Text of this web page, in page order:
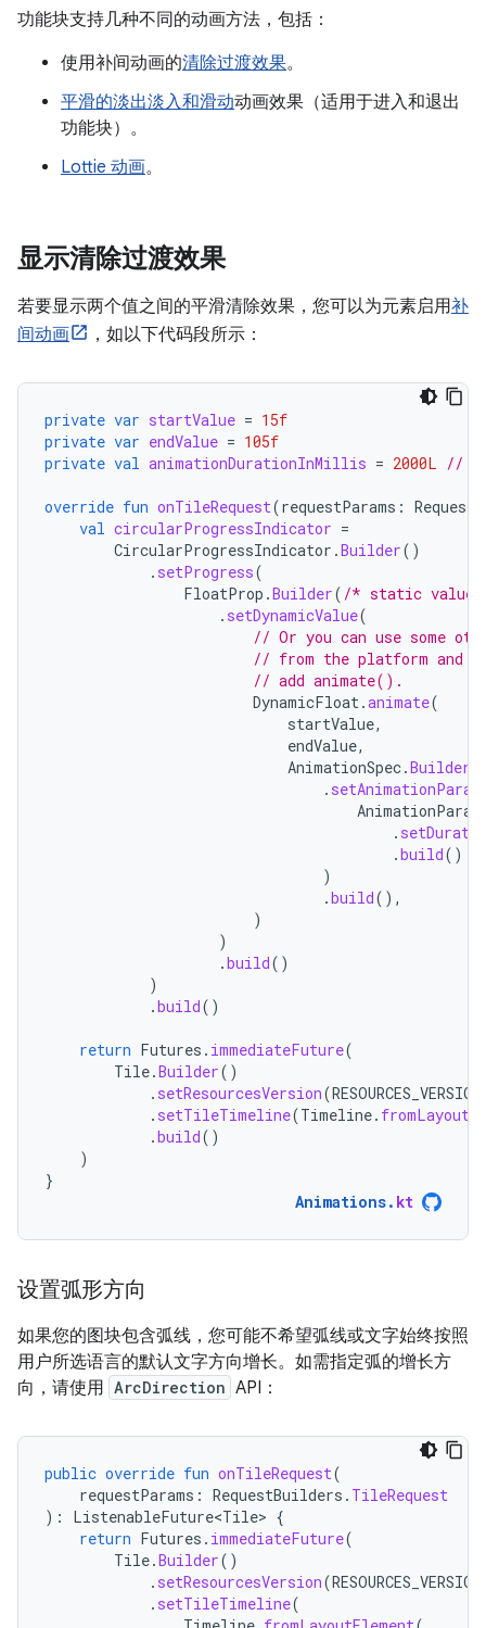
功能块支持几种不同的动画方法，包括：
使用补间动画的清除过渡效果。
平滑的淡出淡入和滑动动画效果（适用于进入和退出
功能块）。
Lottie 动画。
显示清除过渡效果
若要显示两个值之间的平滑清除效果，您可以为元素启用补
间动画
，如以下代码段所示：
private var startValue = 15f
private var endValue = 105f
private val animationDurationInMillis = 2000L // 2
override fun onTileRequest(requestParams :
val circularProgressIndicator =
CircularProgressIndicator .Builder()
. setProgress(
FloatProp .Builder( /* static value
. setDynamicValue(
// Or you can use some
// from the platform and
// add animate().
DynamicFloat.animate(
startValue,
endValue,
AnimationSpec.Builder
.
.
.build()
)
.build(),
)
)
.build()
)
.build()
return Futures . immediateFuture(
Tile.Builder()
. setResourcesVersion(RESOURCES_VERSION
. setTileTimeline(Timeline.
.build()
)
}
Animations. kt
设置弧形方向
如果您的图块包含弧线，您可能不希望弧线或文字始终按照
用户所选语言的默认文字方向增长。如需指定弧的增长方
向，请使用 ArcDirection API：
public override fun onTileRequest(
requestParams : RequestBuilders . TileRequest
):
ListenableFuture<Tile> {
return Futures . immediateFuture(
Tile.Builder()
. setResourcesVersion(RESOURCES_VERSION
. setTileTimeline(